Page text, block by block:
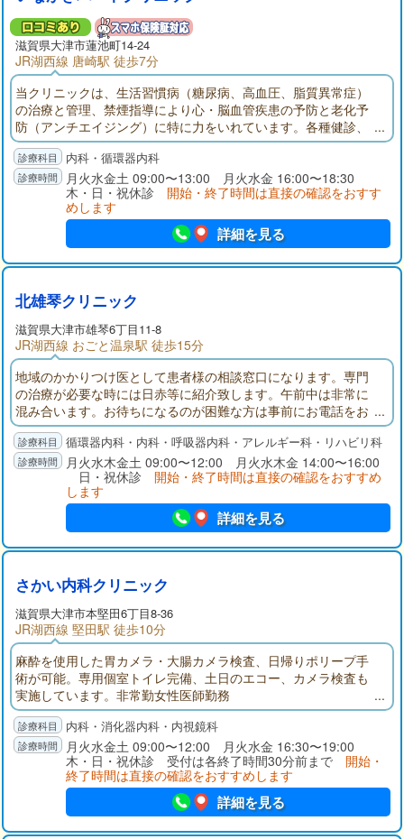
滋賀県大津市蓮池町14-24
JR湖西線 唐崎駅 徒歩7分
当クリニックは、生活習慣病（糖尿病、高血圧、脂質異常症）
の治療と管理、禁煙指導により心・脳血管疾患の予防と老化予
防（アンチエイジング）に特に力をいれています。各種健診、
予防接種、心臓・動脈硬化ドック、アンチエイジング点滴・美
容点滴・疲労回復点滴（保険外診療）も行っております。
内科・循環器内科
月火水金土 09:00〜13:00 月火水金 16:00〜18:30
木・日・祝休診 開始・終了時間は直接の確認をおすす
めします
詳細を見る
北雄琴クリニック
滋賀県大津市雄琴6丁目11-8
JR湖西線 おごと温泉駅 徒歩15分
地域のかかりつけ医として患者様の相談窓口になります。専門
の治療が必要な時には日赤等に紹介致します。午前中は非常に
混み合います。お待ちになるのが困難な方は事前にお電話をお
願いします。
循環器内科・内科・呼吸器内科・アレルギー科・リハビリ科
月火水木金土 09:00〜12:00 月火水木金 14:00〜16:00
日・祝休診 開始・終了時間は直接の確認をおすすめ
します
詳細を見る
さかい内科クリニック
滋賀県大津市本堅田6丁目8-36
JR湖西線 堅田駅 徒歩10分
麻酔を使用した胃カメラ・大腸カメラ検査、日帰りポリープ手
術が可能。専用個室トイレ完備、土日のエコー、カメラ検査も
実施しています。非常勤女性医師勤務
内科・消化器内科・内視鏡科
月火水金土 09:00〜12:00 月火水金 16:30〜19:00
木・日・祝休診 受付は各終了時間30分前まで 開始・
終了時間は直接の確認をおすすめします
詳細を見る